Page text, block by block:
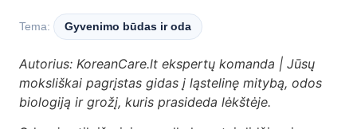
Odos testas
Tinklaraštis
D.U.K
Tema: Gyvenimo būdas ir oda
Autorius: KoreanCare.lt ekspertų komanda | Jūsų
moksliškai pagrįstas gidas į ląstelinę mitybą, odos
biologiją ir grožį, kuris prasideda lėkštėje.